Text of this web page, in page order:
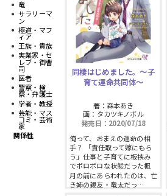
arca comics
G-Lish
カクテルキス文庫
スフレコミックス
ロイヤルキス＆チュールキス
ピュールコミックス
ジャンルから探す
BLコミック
TLコミック
BLノベル
メニュー
ニュース
作品一覧
会社情報一覧
竜
サラリーマ
ン
極道・マフ
ィア
王族・貴族
実業家・セ
レブ・御曹
司
医者
警察・検
察・弁護士
学者・教授
芸能・マス
コミ・芸術
家
関係性
同棲はじめました。〜子
育て運命共同体〜
著：森本あき
画：タカツキノボル
発売日：2020/07/18
俺って、おまえの運命の相
手？ 「責任取って嫁にもら
う」仕事と子育てに板挟み
でボロボロな状態だった楓
月の前にあらわれたのは、亡
き姉の親友・竜太だっ…